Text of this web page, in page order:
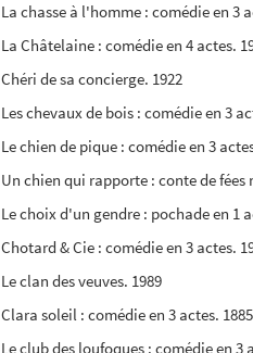
La chasse à l'homme : comédie en 3
La Châtelaine : comédie en 4 actes.
Chéri de sa concierge. 1922
Les chevaux de bois : comédie en 3
Le chien de pique : comédie en 3
Un chien qui rapporte : conte de fées
Le choix d'un gendre : pochade en 1
Chotard & Cie : comédie en 3 actes.
Le clan des veuves. 1989
Clara soleil : comédie en 3 actes. 1885
Le club des loufoques : comédie en 3